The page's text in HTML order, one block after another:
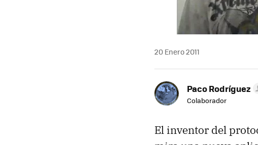
20 Enero 2011
Paco Rodríguez
Colaborador
El inventor del